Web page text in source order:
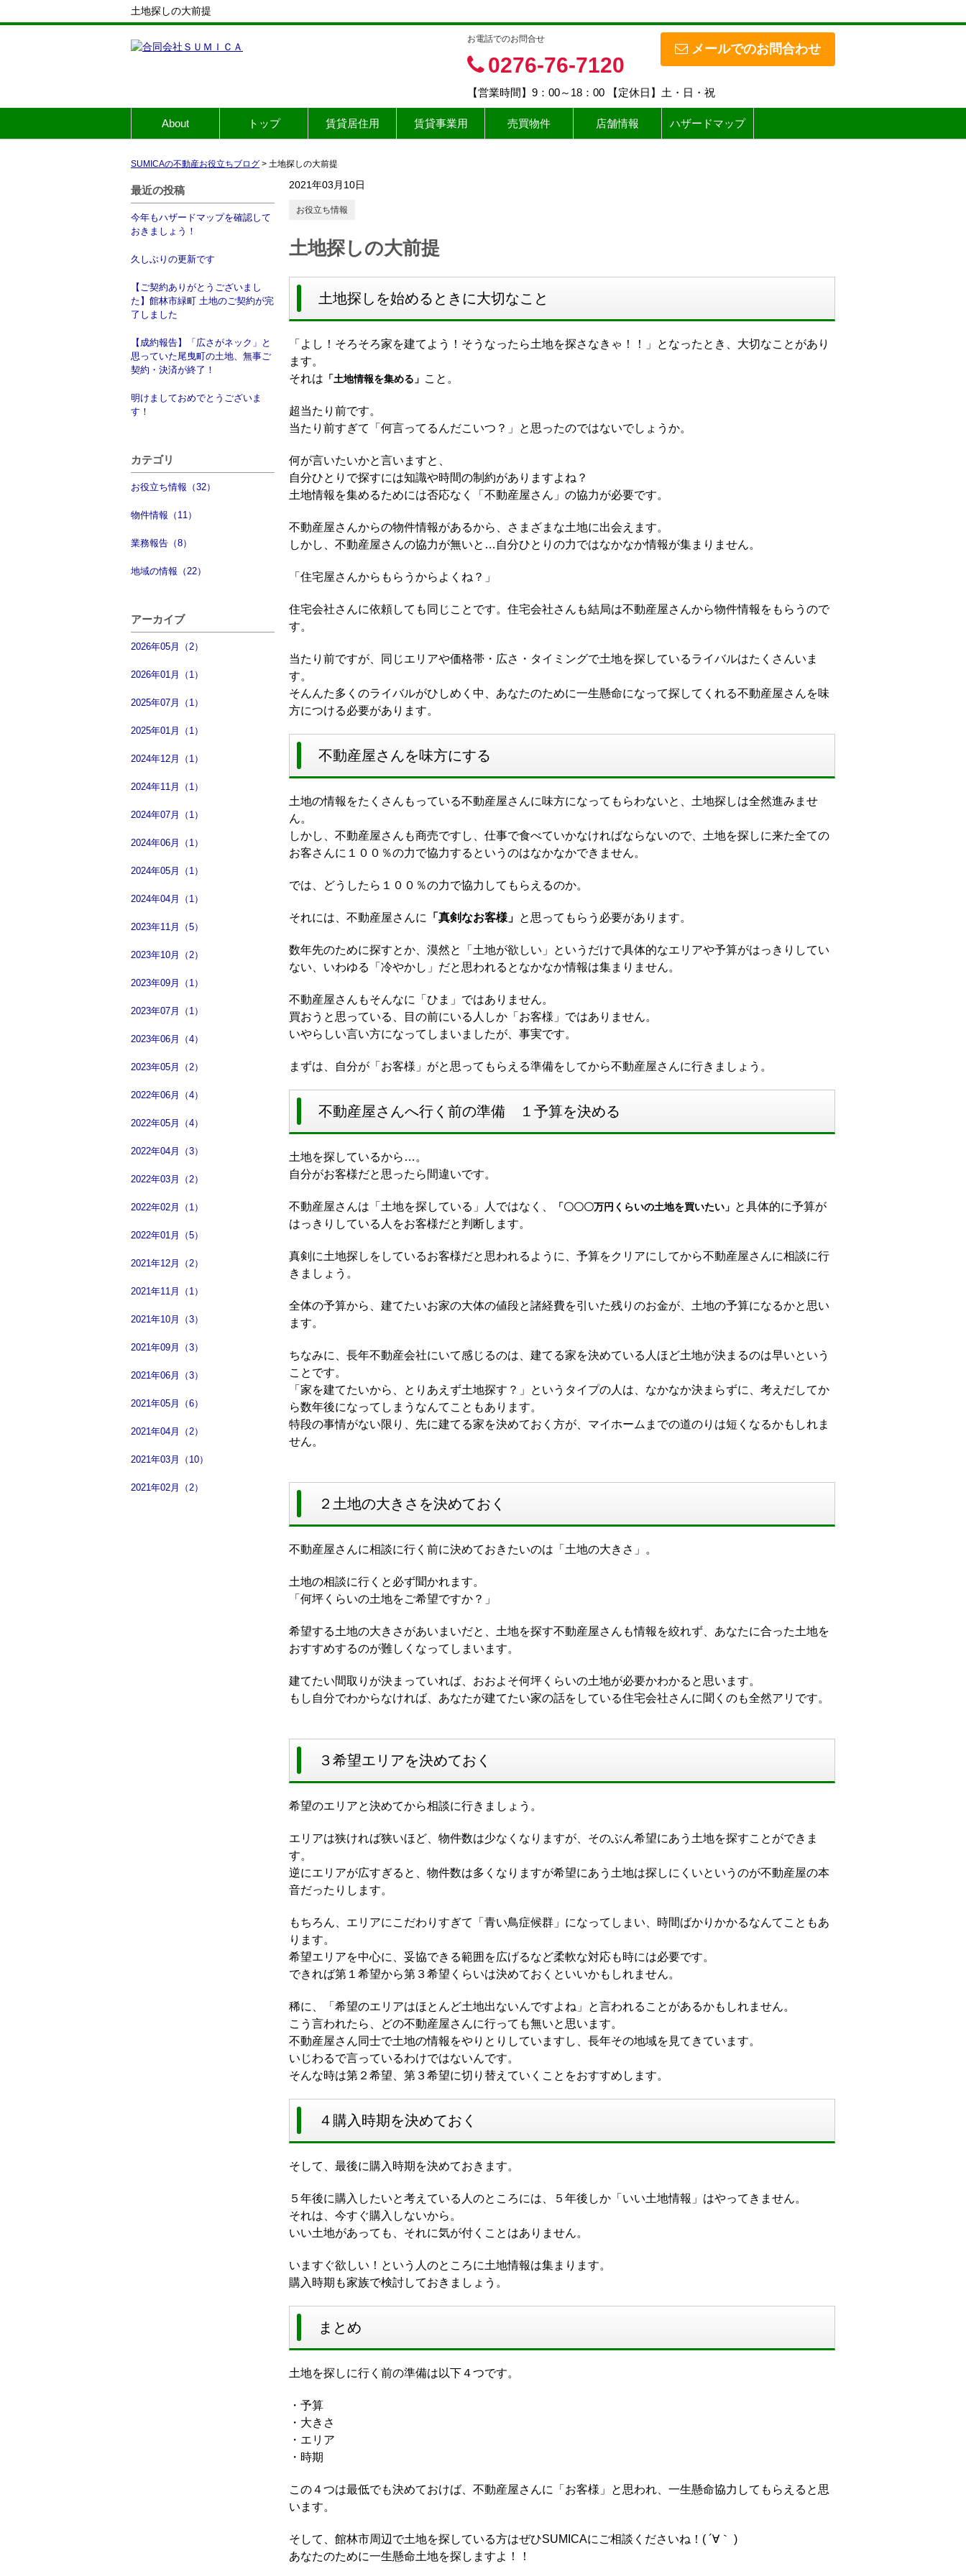
土地探しの大前提
メールでのお問合わせ
お電話でのお問合せ
0276-76-7120
【営業時間】9：00～18：00 【定休日】土・日・祝
About トップ 賃貸居住用 賃貸事業用 売買物件 店舗情報 ハザードマップ
SUMICAの不動産お役立ちブログ > 土地探しの大前提
最近の投稿
今年もハザードマップを確認して
おきましょう！
久しぶりの更新です
【ご契約ありがとうございまし
た】館林市緑町 土地のご契約が完
了しました
【成約報告】「広さがネック」と
思っていた尾曳町の土地、無事ご
契約・決済が終了！
明けましておめでとうございま
す！
カテゴリ
お役立ち情報（32）
物件情報（11）
業務報告（8）
地域の情報（22）
アーカイブ
2026年05月（2）
2026年01月（1）
2025年07月（1）
2025年01月（1）
2024年12月（1）
2024年11月（1）
2024年07月（1）
2024年06月（1）
2024年05月（1）
2024年04月（1）
2023年11月（5）
2023年10月（2）
2023年09月（1）
2023年07月（1）
2023年06月（4）
2023年05月（2）
2022年06月（4）
2022年05月（4）
2022年04月（3）
2022年03月（2）
2022年02月（1）
2022年01月（5）
2021年12月（2）
2021年11月（1）
2021年10月（3）
2021年09月（3）
2021年06月（3）
2021年05月（6）
2021年04月（2）
2021年03月（10）
2021年02月（2）
2021年03月10日
お役立ち情報
土地探しの大前提
土地探しを始めるときに大切なこと
「よし！そろそろ家を建てよう！そうなったら土地を探さなきゃ！！」となったとき、大切なことがあり
ます。
それは 「土地情報を集める」 こと。
超当たり前です。
当たり前すぎて「何言ってるんだこいつ？」と思ったのではないでしょうか。
何が言いたいかと言いますと、
自分ひとりで探すには知識や時間の制約がありますよね？
土地情報を集めるためには否応なく「不動産屋さん」の協力が必要です。
不動産屋さんからの物件情報があるから、さまざまな土地に出会えます。
しかし、不動産屋さんの協力が無いと…自分ひとりの力ではなかなか情報が集まりません。
「住宅屋さんからもらうからよくね？」
住宅会社さんに依頼しても同じことです。住宅会社さんも結局は不動産屋さんから物件情報をもらうので
す。
当たり前ですが、同じエリアや価格帯・広さ・タイミングで土地を探しているライバルはたくさんいま
す。
そんんた多くのライバルがひしめく中、あなたのために一生懸命になって探してくれる不動産屋さんを味
方につける必要があります。
不動産屋さんを味方にする
土地の情報をたくさんもっている不動産屋さんに味方になってもらわないと、土地探しは全然進みませ
ん。
しかし、不動産屋さんも商売ですし、仕事で食べていかなければならないので、土地を探しに来た全ての
お客さんに１００％の力で協力するというのはなかなかできません。
では、どうしたら１００％の力で協力してもらえるのか。
それには、不動産屋さんに 「真剣なお客様」 と思ってもらう必要があります。
数年先のために探すとか、漠然と「土地が欲しい」というだけで具体的なエリアや予算がはっきりしてい
ない、いわゆる「冷やかし」だと思われるとなかなか情報は集まりません。
不動産屋さんもそんなに「ひま」ではありません。
買おうと思っている、目の前にいる人しか「お客様」ではありません。
いやらしい言い方になってしまいましたが、事実です。
まずは、自分が「お客様」がと思ってもらえる準備をしてから不動産屋さんに行きましょう。
不動産屋さんへ行く前の準備 １予算を決める
土地を探しているから…。
自分がお客様だと思ったら間違いです。
不動産屋さんは「土地を探している」人ではなく、 「〇〇〇万円くらいの土地を買いたい」 と具体的に予算が
はっきりしている人をお客様だと判断します。
真剣に土地探しをしているお客様だと思われるように、予算をクリアにしてから不動産屋さんに相談に行
きましょう。
全体の予算から、建てたいお家の大体の値段と諸経費を引いた残りのお金が、土地の予算になるかと思い
ます。
ちなみに、長年不動産会社にいて感じるのは、建てる家を決めている人ほど土地が決まるのは早いという
ことです。
「家を建てたいから、とりあえず土地探す？」というタイプの人は、なかなか決まらずに、考えだしてか
ら数年後になってしまうなんてこともあります。
特段の事情がない限り、先に建てる家を決めておく方が、マイホームまでの道のりは短くなるかもしれま
せん。
２土地の大きさを決めておく
不動産屋さんに相談に行く前に決めておきたいのは「土地の大きさ」。
土地の相談に行くと必ず聞かれます。
「何坪くらいの土地をご希望ですか？」
希望する土地の大きさがあいまいだと、土地を探す不動産屋さんも情報を絞れず、あなたに合った土地を
おすすめするのが難しくなってしまいます。
建てたい間取りが決まっていれば、おおよそ何坪くらいの土地が必要かわかると思います。
もし自分でわからなければ、あなたが建てたい家の話をしている住宅会社さんに聞くのも全然アリです。
３希望エリアを決めておく
希望のエリアと決めてから相談に行きましょう。
エリアは狭ければ狭いほど、物件数は少なくなりますが、そのぶん希望にあう土地を探すことができま
す。
逆にエリアが広すぎると、物件数は多くなりますが希望にあう土地は探しにくいというのが不動産屋の本
音だったりします。
もちろん、エリアにこだわりすぎて「青い鳥症候群」になってしまい、時間ばかりかかるなんてこともあ
ります。
希望エリアを中心に、妥協できる範囲を広げるなど柔軟な対応も時には必要です。
できれば第１希望から第３希望くらいは決めておくといいかもしれません。
稀に、「希望のエリアはほとんど土地出ないんですよね」と言われることがあるかもしれません。
こう言われたら、どの不動産屋さんに行っても無いと思います。
不動産屋さん同士で土地の情報をやりとりしていますし、長年その地域を見てきています。
いじわるで言っているわけではないんです。
そんな時は第２希望、第３希望に切り替えていくことをおすすめします。
４購入時期を決めておく
そして、最後に購入時期を決めておきます。
５年後に購入したいと考えている人のところには、５年後しか「いい土地情報」はやってきません。
それは、今すぐ購入しないから。
いい土地があっても、それに気が付くことはありません。
いますぐ欲しい！という人のところに土地情報は集まります。
購入時期も家族で検討しておきましょう。
まとめ
土地を探しに行く前の準備は以下４つです。
・予算
・大きさ
・エリア
・時期
この４つは最低でも決めておけば、不動産屋さんに「お客様」と思われ、一生懸命協力してもらえると思
います。
そして、館林市周辺で土地を探している方はぜひSUMICAにご相談くださいね！( ´∀｀ )
あなたのために一生懸命土地を探しますよ！！